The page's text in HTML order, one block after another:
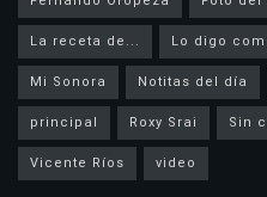
La receta de...
Lo digo
Mi Sonora
Notitas del día
principal
Roxy Srai Sin
Vicente Ríos
video